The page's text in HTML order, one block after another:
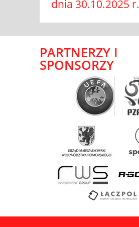
dnia 30.10.2025 r.
PARTNERZY I
SPONSORZY